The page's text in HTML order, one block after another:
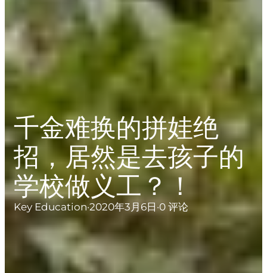
千金难换的拼娃绝
招，居然是去孩子的
学校做义工？！
Key Education·2020年3月6日·0 评论